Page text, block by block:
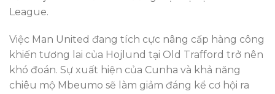
League.
Việc Man United đang tích cực nâng cấp hàng công
khiến tương lai của Hojlund tại Old Trafford trở nên
khó đoán. Sự xuất hiện của Cunha và khả năng
chiêu mộ Mbeumo sẽ làm giảm đáng kể cơ hội ra